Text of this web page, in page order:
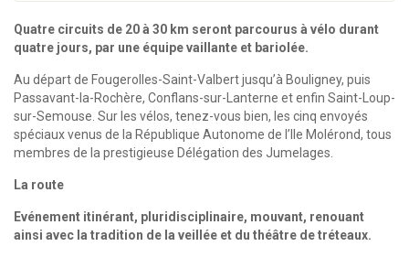
Quatre circuits de 20 à 30 km seront parcourus à vélo durant
quatre jours, par une équipe vaillante et bariolée.
Au départ de Fougerolles-Saint-Valbert jusqu’à Bouligney, puis
Passavant-la-Rochère, Conflans-sur-Lanterne et enfin Saint-Loup-
sur-Semouse. Sur les vélos, tenez-vous bien, les cinq envoyés
spéciaux venus de la République Autonome de l’Ile Molérond, tous
membres de la prestigieuse Délégation des Jumelages.
La route
Evénement itinérant, pluridisciplinaire, mouvant, renouant
ainsi avec la tradition de la veillée et du théâtre de tréteaux.